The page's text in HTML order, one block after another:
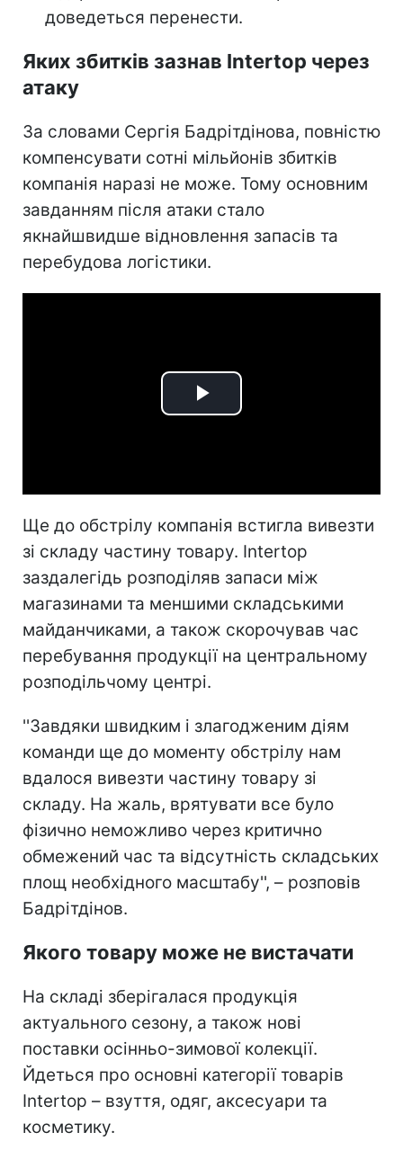
доведеться перенести.
Яких збитків зазнав Intertop через
атаку
За словами Сергія Бадрітдінова, повністю
компенсувати сотні мільйонів збитків
компанія наразі не може. Тому основним
завданням після атаки стало
якнайшвидше відновлення запасів та
перебудова логістики.
Play
Ще до обстрілу компанія встигла вивезти
зі складу частину товару. Intertop
заздалегідь розподіляв запаси між
магазинами та меншими складськими
майданчиками, а також скорочував час
перебування продукції на центральному
розподільчому центрі.
''Завдяки швидким і злагодженим діям
команди ще до моменту обстрілу нам
вдалося вивезти частину товару зі
складу. На жаль, врятувати все було
фізично неможливо через критично
обмежений час та відсутність складських
площ необхідного масштабу'', – розповів
Бадрітдінов.
Якого товару може не вистачати
На складі зберігалася продукція
актуального сезону, а також нові
поставки осінньо-зимової колекції.
Йдеться про основні категорії товарів
Intertop – взуття, одяг, аксесуари та
косметику.